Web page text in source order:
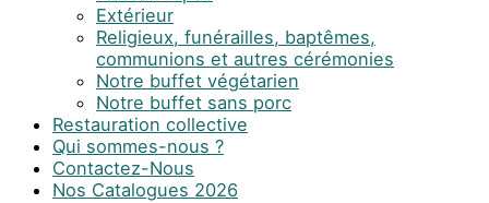
Extérieur
Religieux, funérailles, baptêmes,
communions et autres cérémonies
Notre buffet végétarien
Notre buffet sans porc
Restauration collective
Qui sommes-nous ?
Contactez-Nous
Nos Catalogues 2026